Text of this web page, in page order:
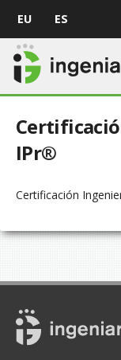
EU ES
IPr®
Certificación